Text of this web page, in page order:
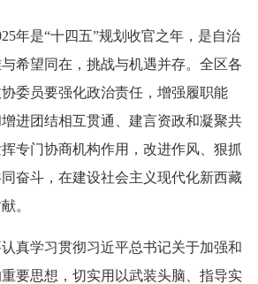
年是“十四五”规划收官之年，是自治
希望同在，挑战与机遇并存。全区各
委员要强化政治责任，增强履职能
进团结相互贯通、建言资政和凝聚共
专门协商机构作用，改进作风、狠抓
奋斗，在建设社会主义现代化新西藏
。
真学习贯彻习近平总书记关于加强和
要思想，切实用以武装头脑、指导实